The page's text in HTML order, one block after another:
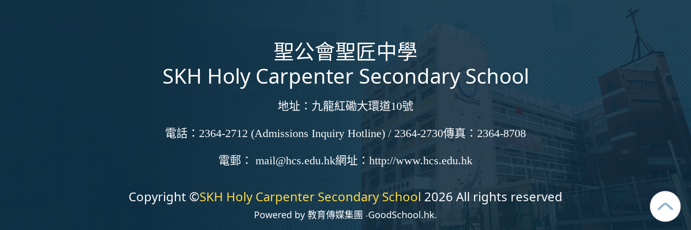
聖公會聖匠中學
SKH Holy Carpenter Secondary School
地址： 九龍紅磡大環道10號
電話： 2364-2712 (Admissions Inquiry Hotline) / 2364-2730傳真： 2364-8708
電郵： mail@hcs.edu.hk網址： http://www.hcs.edu.hk
Copyright ©SKH Holy Carpenter Secondary School 2026 All rights reserved
Powered by 教育傳媒集團 ‧GoodSchool.hk.